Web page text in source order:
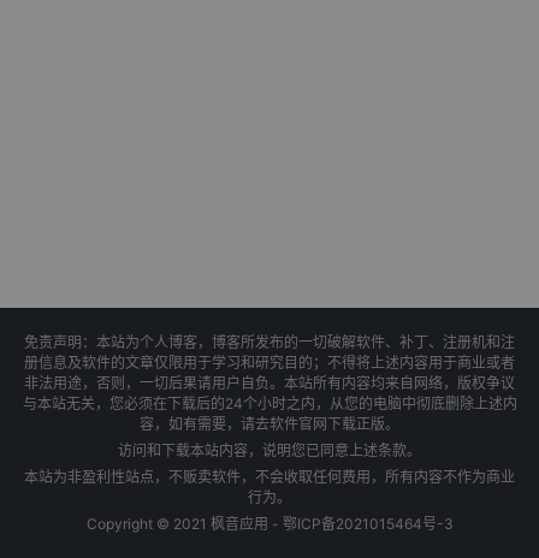
免责声明：本站为个人博客，博客所发布的一切破解软件、补丁、注册机和注
册信息及软件的文章仅限用于学习和研究目的；不得将上述内容用于商业或者
非法用途，否则，一切后果请用户自负。本站所有内容均来自网络，版权争议
与本站无关，您必须在下载后的24个小时之内，从您的电脑中彻底删除上述内
容，如有需要，请去软件官网下载正版。
访问和下载本站内容，说明您已同意上述条款。
本站为非盈利性站点，不贩卖软件，不会收取任何费用，所有内容不作为商业
行为。
Copyright © 2021 枫音应用 - 鄂ICP备2021015464号-3